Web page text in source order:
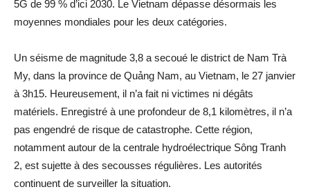
5G de 99 % d’ici 2030. Le Vietnam dépasse désormais les
moyennes mondiales pour les deux catégories.
Un séisme de magnitude 3,8 a secoué le district de Nam Trà
My, dans la province de Quảng Nam, au Vietnam, le 27 janvier
à 3h15. Heureusement, il n’a fait ni victimes ni dégâts
matériels. Enregistré à une profondeur de 8,1 kilomètres, il n’a
pas engendré de risque de catastrophe. Cette région,
notamment autour de la centrale hydroélectrique Sông Tranh
2, est sujette à des secousses régulières. Les autorités
continuent de surveiller la situation.